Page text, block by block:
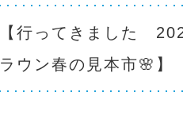
【行ってきました
ラウン春の見本市🌸】